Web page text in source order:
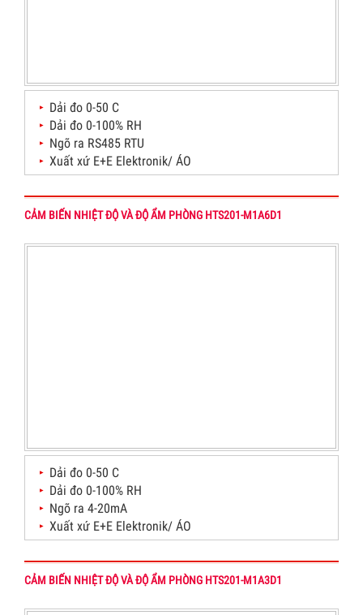
Dải đo 0-50 C
Dải đo 0-100% RH
Ngõ ra RS485 RTU
Xuất xứ E+E Elektronik/ ÁO
CẢM BIẾN NHIỆT ĐỘ VÀ ĐỘ ẨM PHÒNG HTS201-M1A6D1
Dải đo 0-50 C
Dải đo 0-100% RH
Ngõ ra 4-20mA
Xuất xứ E+E Elektronik/ ÁO
CẢM BIẾN NHIỆT ĐỘ VÀ ĐỘ ẨM PHÒNG HTS201-M1A3D1